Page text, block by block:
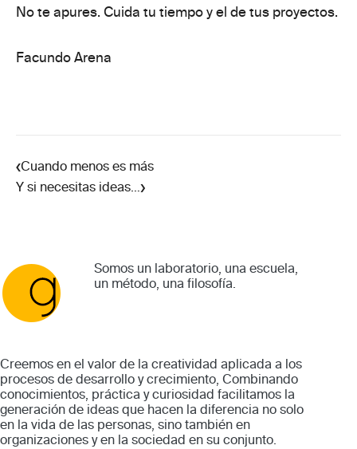
No te apures. Cuida tu tiempo y el de tus proyectos.
Facundo Arena
‹Cuando menos es más
Y si necesitas ideas…›
Somos un laboratorio, una escuela,
un método, una filosofía.
Creemos en el valor de la creatividad aplicada a los
procesos de desarrollo y crecimiento, Combinando
conocimientos, práctica y curiosidad facilitamos la
generación de ideas que hacen la diferencia no solo
en la vida de las personas, sino también en
organizaciones y en la sociedad en su conjunto.